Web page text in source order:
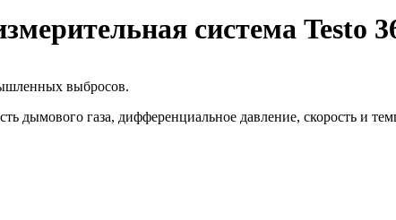
система Testo
выбросов.
дымового газа, дифференциальное давление, скорость и